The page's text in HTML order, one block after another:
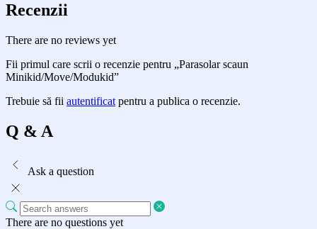
Recenzii
There are no reviews yet
Fii primul care scrii o recenzie pentru „Parasolar scaun
Minikid/Move/Modukid”
Trebuie să fii autentificat pentru a publica o recenzie.
Q & A
Ask a question
There are no questions yet